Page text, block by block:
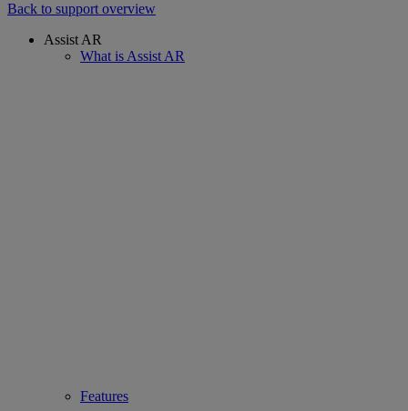
Back to support overview
Assist AR
What is Assist AR
Features